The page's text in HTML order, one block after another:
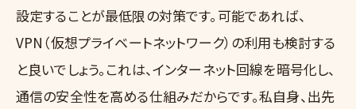
設定することが最低限の対策です。可能であれば、
VPN（仮想プライベートネットワーク）の利用も検討する
と良いでしょう。これは、インターネット回線を暗号化し、
通信の安全性を高める仕組みだからです。私自身、出先